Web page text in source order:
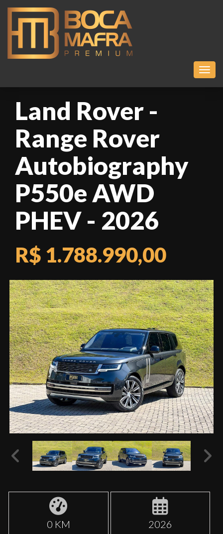
Land Rover -
Range Rover
Autobiography
P550e AWD
PHEV - 2026
R$ 1.788.990,00
0 KM 2026